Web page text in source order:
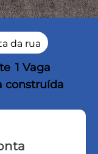
da rua
1 Vaga
construída